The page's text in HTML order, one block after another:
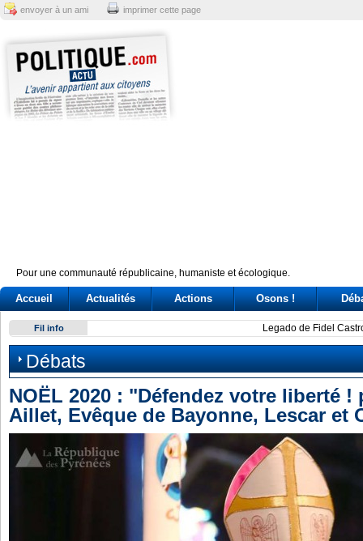
envoyer à un ami imprimer cette page
Pour une communauté républicaine, humaniste et écologique.
Accueil Actualités Actions Osons !
Fil info Legado de Fidel Castro se agiganta, afirman en Uruguay
Débats
NOËL 2020 : "Défendez votre liberté !
Aillet, Evêque de Bayonne, Lescar et